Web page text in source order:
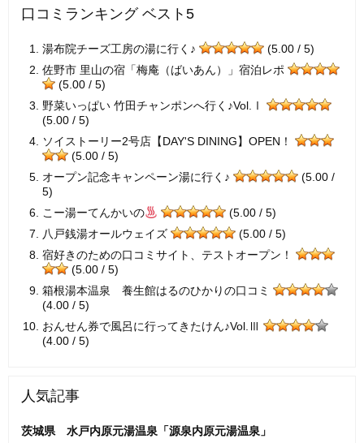
口コミランキング ベスト5
湯布院チーズ工房の湯に行く♪
(5.00 / 5)
佐野市 里山の宿「梅庵（ばいあん）」宿泊レポ
(5.00 / 5)
野菜いっぱい 竹田チャンポンへ行く♪Vol.Ⅰ
(5.00 / 5)
ソイストーリー2号店【DAY'S DINING】OPEN！
(5.00 / 5)
オープン記念キャンペーン湯に行く♪
(5.00 /
5)
こー湯ーてんかいの
(5.00 / 5)
八戸銭湯オールウェイズ
(5.00 / 5)
宿好きのための口コミサイト、テストオープン！
(5.00 / 5)
箱根湯本温泉 養生館はるのひかりの口コミ
(4.00 / 5)
おんせん券で風呂に行ってきたけん♪Vol.Ⅲ
(4.00 / 5)
人気記事
茨城県 水戸内原元湯温泉「源泉内原元湯温泉」